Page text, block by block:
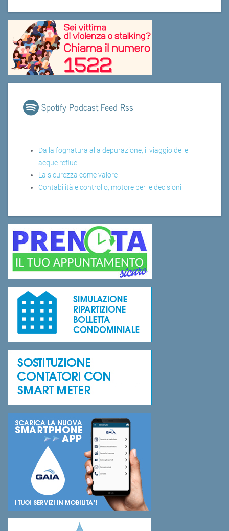
Spotify Podcast Feed Rss
Dalla fognatura alla depurazione, il viaggio delle
acque reflue
La sicurezza come valore
Contabilità e controllo, motore per le decisioni